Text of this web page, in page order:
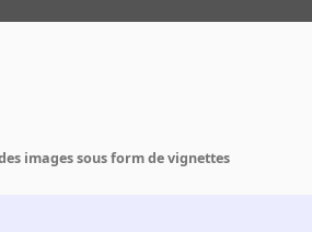
images sous form de vignettes